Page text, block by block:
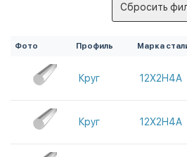
Сбросить
Фото Профиль Марка
Круг 12Х2Н4А
Круг 12Х2Н4А